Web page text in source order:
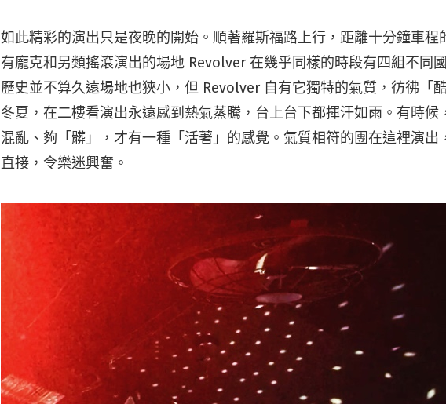
如此精彩的演出只是夜晚的開始。順著羅斯福路上行，距離十分鐘車程
有龐克和另類搖滾演出的場地 Revolver 在幾乎同樣的時段有四組不同
歷史並不算久遠場地也狹小，但 Revolver 自有它獨特的氣質，彷彿「
冬夏，在二樓看演出永遠感到熱氣蒸騰，台上台下都揮汗如雨。有時候
混亂、夠「髒」，才有一種「活著」的感覺。氣質相符的團在這裡演出
直接，令樂迷興奮。